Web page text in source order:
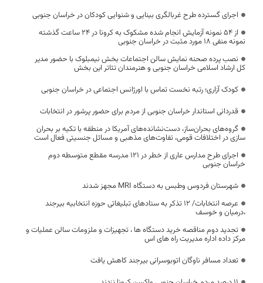
اجرای گسترده طرح غربالگری بینایی و شنوایی کودکان در خراسان جنوبی
از ۵۴ نمونه آزمایش انجام شده مشکوک به کرونا در ۲۴ ساعت گذشته
نمونه منفی ۱۸ مورد مثبت در خراسان جنوبی
نصب پرده صحنه نمایش سالن اجتماعات بخش نیمبلوک با حضور مدیر
کل ارشاد اسلامی خراسان جنوبی و هنرمندان تئاتر این بخش
کودک آزاری؛ رتبه نخست تماس با اورژانس اجتماعی در خراسان‌ جنوبی
قدردانی استاندار خراسان جنوبی از مردم برای حضور پرشور در انتخابات
گروه‌های بحران‌ساز، دست‌نشانده‌های آمریکا در منطقه با تکیه بر بحران
سازی در اختلافات قومی، تفاوت‌های مذهبی و مسائل جنسیتی فعال است
اجرای طرح مدارس عاری از خطر در ۱۲۱ مدرسه مقطع متوسطه دوم
خراسان جنوبی
شهرستان فردوس وطبس به دستگاه MRI مجهز شدند
عرصه انتخابات/ 12 تذکر به ستادهای تبلیغاتی حوزه انتخابیه بیرجند
،درمیان و خوسف
تجدید دوم مناقصه خرید دستگاه ها ، تجهیزات و ملزومات سالن عملیات و
مرکز داده اداره مدیریت راه های اس
تعداد مسافر ناوگان اتوبوسرانی بیرجند کاهش یافت